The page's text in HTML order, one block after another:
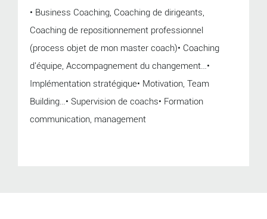
• Business Coaching, Coaching de dirigeants,
Coaching de repositionnement professionnel
(process objet de mon master coach)• Coaching
d'équipe, Accompagnement du changement…•
Implémentation stratégique• Motivation, Team
Building…• Supervision de coachs• Formation
communication, management